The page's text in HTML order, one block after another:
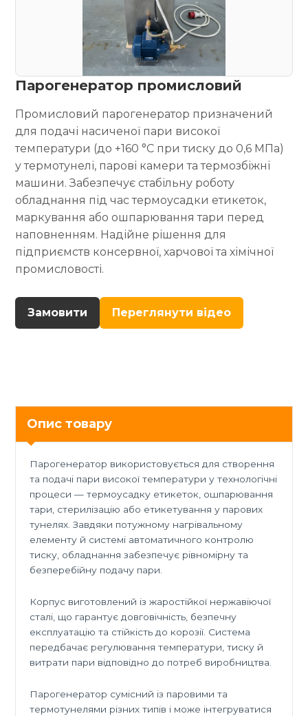
Парогенератор промисловий
Промисловий парогенератор призначений
для подачі насиченої пари високої
температури (до +160 °C при тиску до 0,6 МПа)
у термотунелі, парові камери та термозбіжні
машини. Забезпечує стабільну роботу
обладнання під час термоусадки етикеток,
маркування або ошпарювання тари перед
наповненням. Надійне рішення для
підприємств консервної, харчової та хімічної
промисловості.
Замовити Переглянути відео
Опис товару
Парогенератор використовується для створення
та подачі пари високої температури у технологічні
процеси — термоусадку етикеток, ошпарювання
тари, стерилізацію або етикетування у парових
тунелях. Завдяки потужному нагрівальному
елементу й системі автоматичного контролю
тиску, обладнання забезпечує рівномірну та
безперебійну подачу пари.
Корпус виготовлений із жаростійкої нержавіючої
сталі, що гарантує довговічність, безпечну
експлуатацію та стійкість до корозії. Система
передбачає регулювання температури, тиску й
витрати пари відповідно до потреб виробництва.
Парогенератор сумісний із паровими та
термотунелями різних типів і може інтегруватися